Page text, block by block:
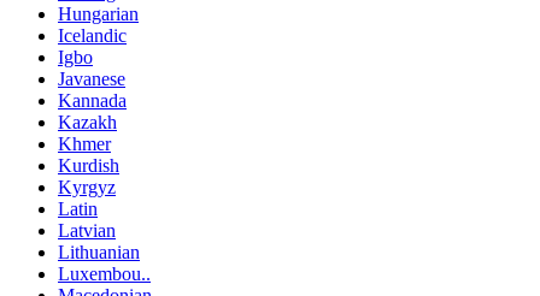
Hungarian
Icelandic
Igbo
Javanese
Kannada
Kazakh
Khmer
Kurdish
Kyrgyz
Latin
Latvian
Lithuanian
Luxembou..